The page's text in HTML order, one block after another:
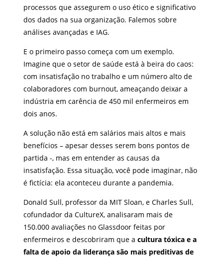
processos que assegurem o uso ético e significativo
dos dados na sua organização. Falemos sobre
análises avançadas e IAG.
E o primeiro passo começa com um exemplo.
Imagine que o setor de saúde está à beira do caos:
com insatisfação no trabalho e um número alto de
colaboradores com burnout, ameaçando deixar a
indústria em carência de 450 mil enfermeiros em
dois anos.
A solução não está em salários mais altos e mais
benefícios – apesar desses serem bons pontos de
partida -, mas em entender as causas da
insatisfação. Essa situação, você pode imaginar, não
é fictícia: ela aconteceu durante a pandemia.
Donald Sull, professor da MIT Sloan, e Charles Sull,
cofundador da CultureX, analisaram mais de
150.000 avaliações no Glassdoor feitas por
enfermeiros e descobriram que acultura tóxica e a
falta de apoio da liderança são mais preditivas de